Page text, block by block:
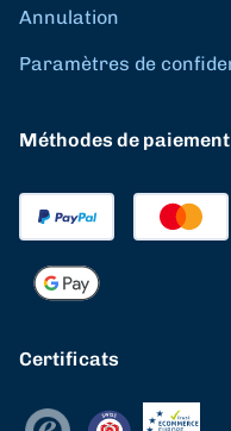
Annulation
Paramètres de
Méthodes de paiement
Certificats